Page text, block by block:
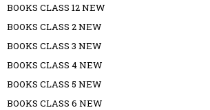
BOOKS CLASS 12 NEW
BOOKS CLASS 2 NEW
BOOKS CLASS 3 NEW
BOOKS CLASS 4 NEW
BOOKS CLASS 5 NEW
BOOKS CLASS 6 NEW